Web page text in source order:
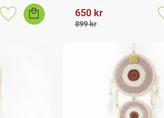
Lagre som favoritt
650kr
899kr